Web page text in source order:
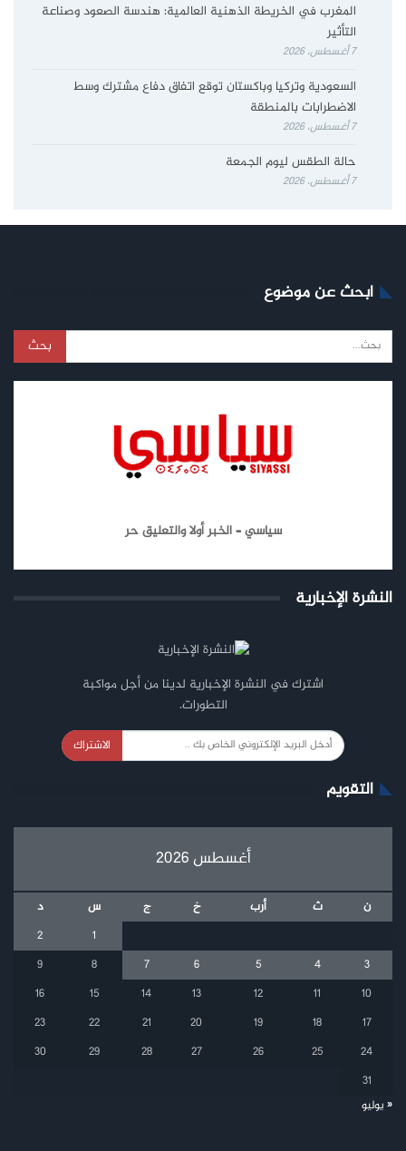
المغرب في الخريطة الذهنية العالمية: هندسة الصعود وصناعة
التأثير
7 أغسطس، 2026
السعودية وتركيا وباكستان توقع اتفاق دفاع مشترك وسط
الاضطرابات بالمنطقة
7 أغسطس، 2026
حالة الطقس ليوم الجمعة
7 أغسطس، 2026
ابحث عن موضوع
سياسي – الخبر أولا والتعليق حر
النشرة الإخبارية
اشترك في النشرة الإخبارية لدينا من أجل مواكبة
التطورات.
الاشتراك
التقويم
أغسطس 2026
ن ث أرب خ ج س
د
1
2
3
4
5
6
7
8
9
10
11
12
13
14
15
16
17
18
19
20
21
22
23
24
25
26
27
28
29
30
31
« يوليو